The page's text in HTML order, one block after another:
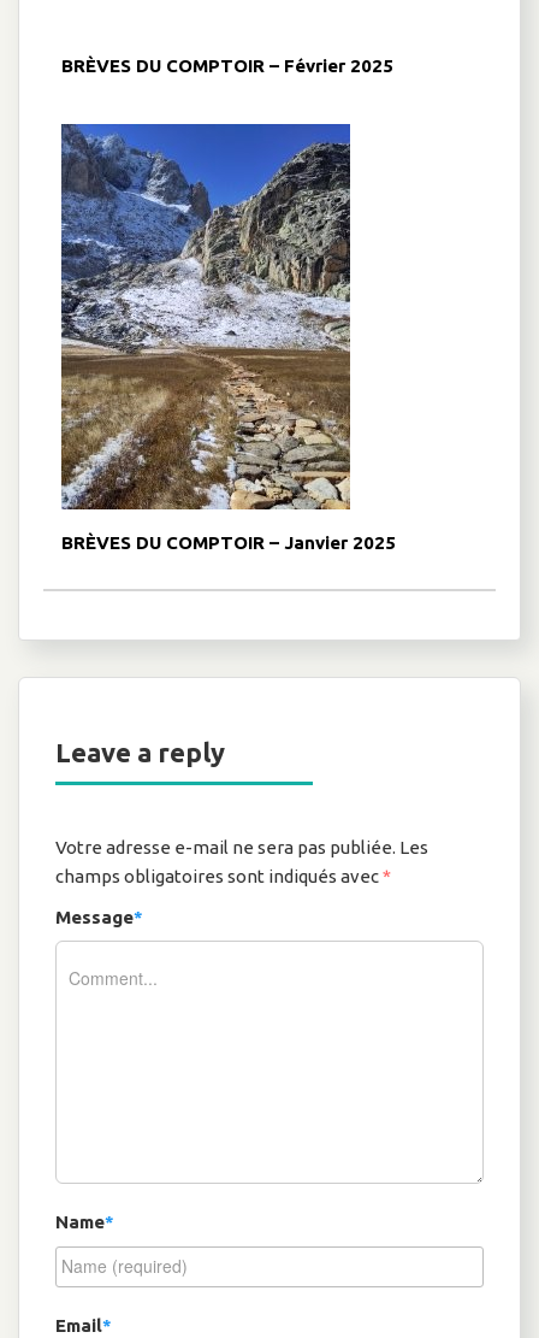
BRÈVES DU COMPTOIR – Février 2025
BRÈVES DU COMPTOIR – Janvier 2025
Leave a reply
Votre adresse e-mail ne sera pas publiée. Les
champs obligatoires sont indiqués avec*
Message*
Name*
Email*